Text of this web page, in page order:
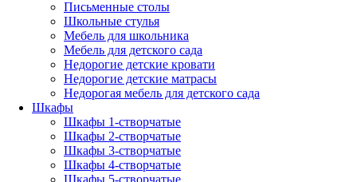
Письменные столы
Школьные стулья
Мебель для школьника
Мебель для детского сада
Недорогие детские кровати
Недорогие детские матрасы
Недорогая мебель для детского сада
Шкафы
Шкафы 1-створчатые
Шкафы 2-створчатые
Шкафы 3-створчатые
Шкафы 4-створчатые
Шкафы 5-створчатые